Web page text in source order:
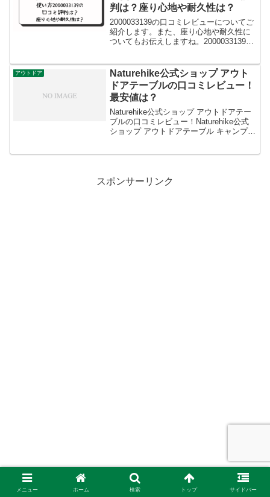
判は？座り心地や耐久性は？
2000033139の口コミレビューについてご
紹介します。また、座り心地や耐久性に
ついてもお伝えしますね。2000033139と
レスで、雲の上に寝転んでいるような上
質な...
アウトドア
Naturehike公式ショップ アウト
ドアテーブルの口コミレビュー！
最安値は？
Naturehike公式ショップ アウトドアテー
ブルの口コミレビュー！Naturehike公式
ショップ アウトドアテーブル キャンプ
スポンサーリンク
メニュー ホーム 検索 トップ サイドバー